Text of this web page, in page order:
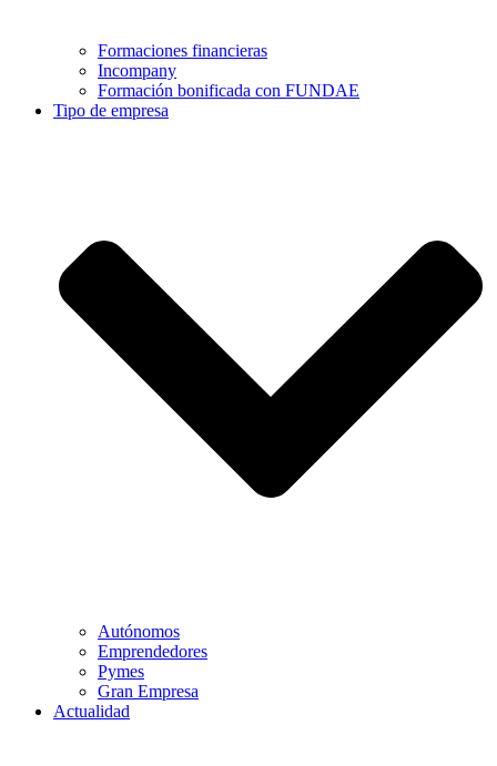
Formaciones financieras
Incompany
Formación bonificada con FUNDAE
Tipo de empresa
Autónomos
Emprendedores
Pymes
Gran Empresa
Actualidad